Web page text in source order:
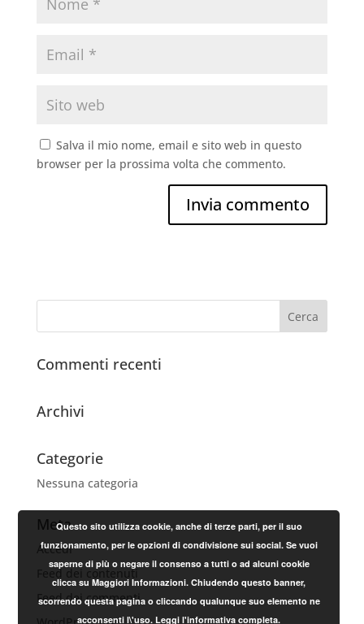
Salva il mio nome, email e sito web in questo
browser per la prossima volta che commento.
Commenti recenti
Archivi
Categorie
Nessuna categoria
Meta
Accedi
Feed dei contenuti
Feed dei commenti
Questo sito utilizza cookie, anche di terze parti, per il suo
funzionamento, per le opzioni di condivisione sui social. Se vuoi
saperne di più o negare il consenso a tutti o ad alcuni cookie
clicca su Maggiori Informazioni. Chiudendo questo banner,
scorrendo questa pagina o cliccando qualunque suo elemento ne
acconsenti l\'uso.Leggi l'informativa completa.